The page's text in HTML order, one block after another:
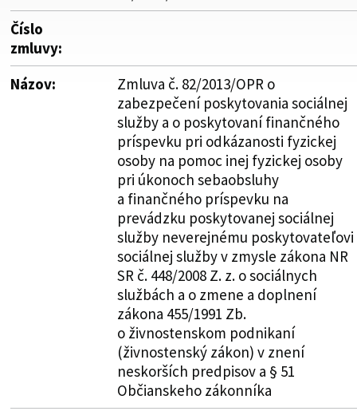
Číslo
zmluvy:
Názov:
Zmluva č. 82/2013/OPR o
zabezpečení poskytovania sociálnej
služby a o poskytovaní finančného
príspevku pri odkázanosti fyzickej
osoby na pomoc inej fyzickej osoby
pri úkonoch sebaobsluhy
a finančného príspevku na
prevádzku poskytovanej sociálnej
služby neverejnému poskytovateľovi
sociálnej služby v zmysle zákona NR
SR č. 448/2008 Z. z. o sociálnych
službách a o zmene a doplnení
zákona 455/1991 Zb.
o živnostenskom podnikaní
(živnostenský zákon) v znení
neskorších predpisov a § 51
Občianskeho zákonníka